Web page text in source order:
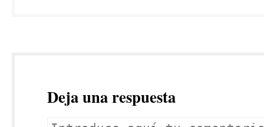
Deja una respuesta